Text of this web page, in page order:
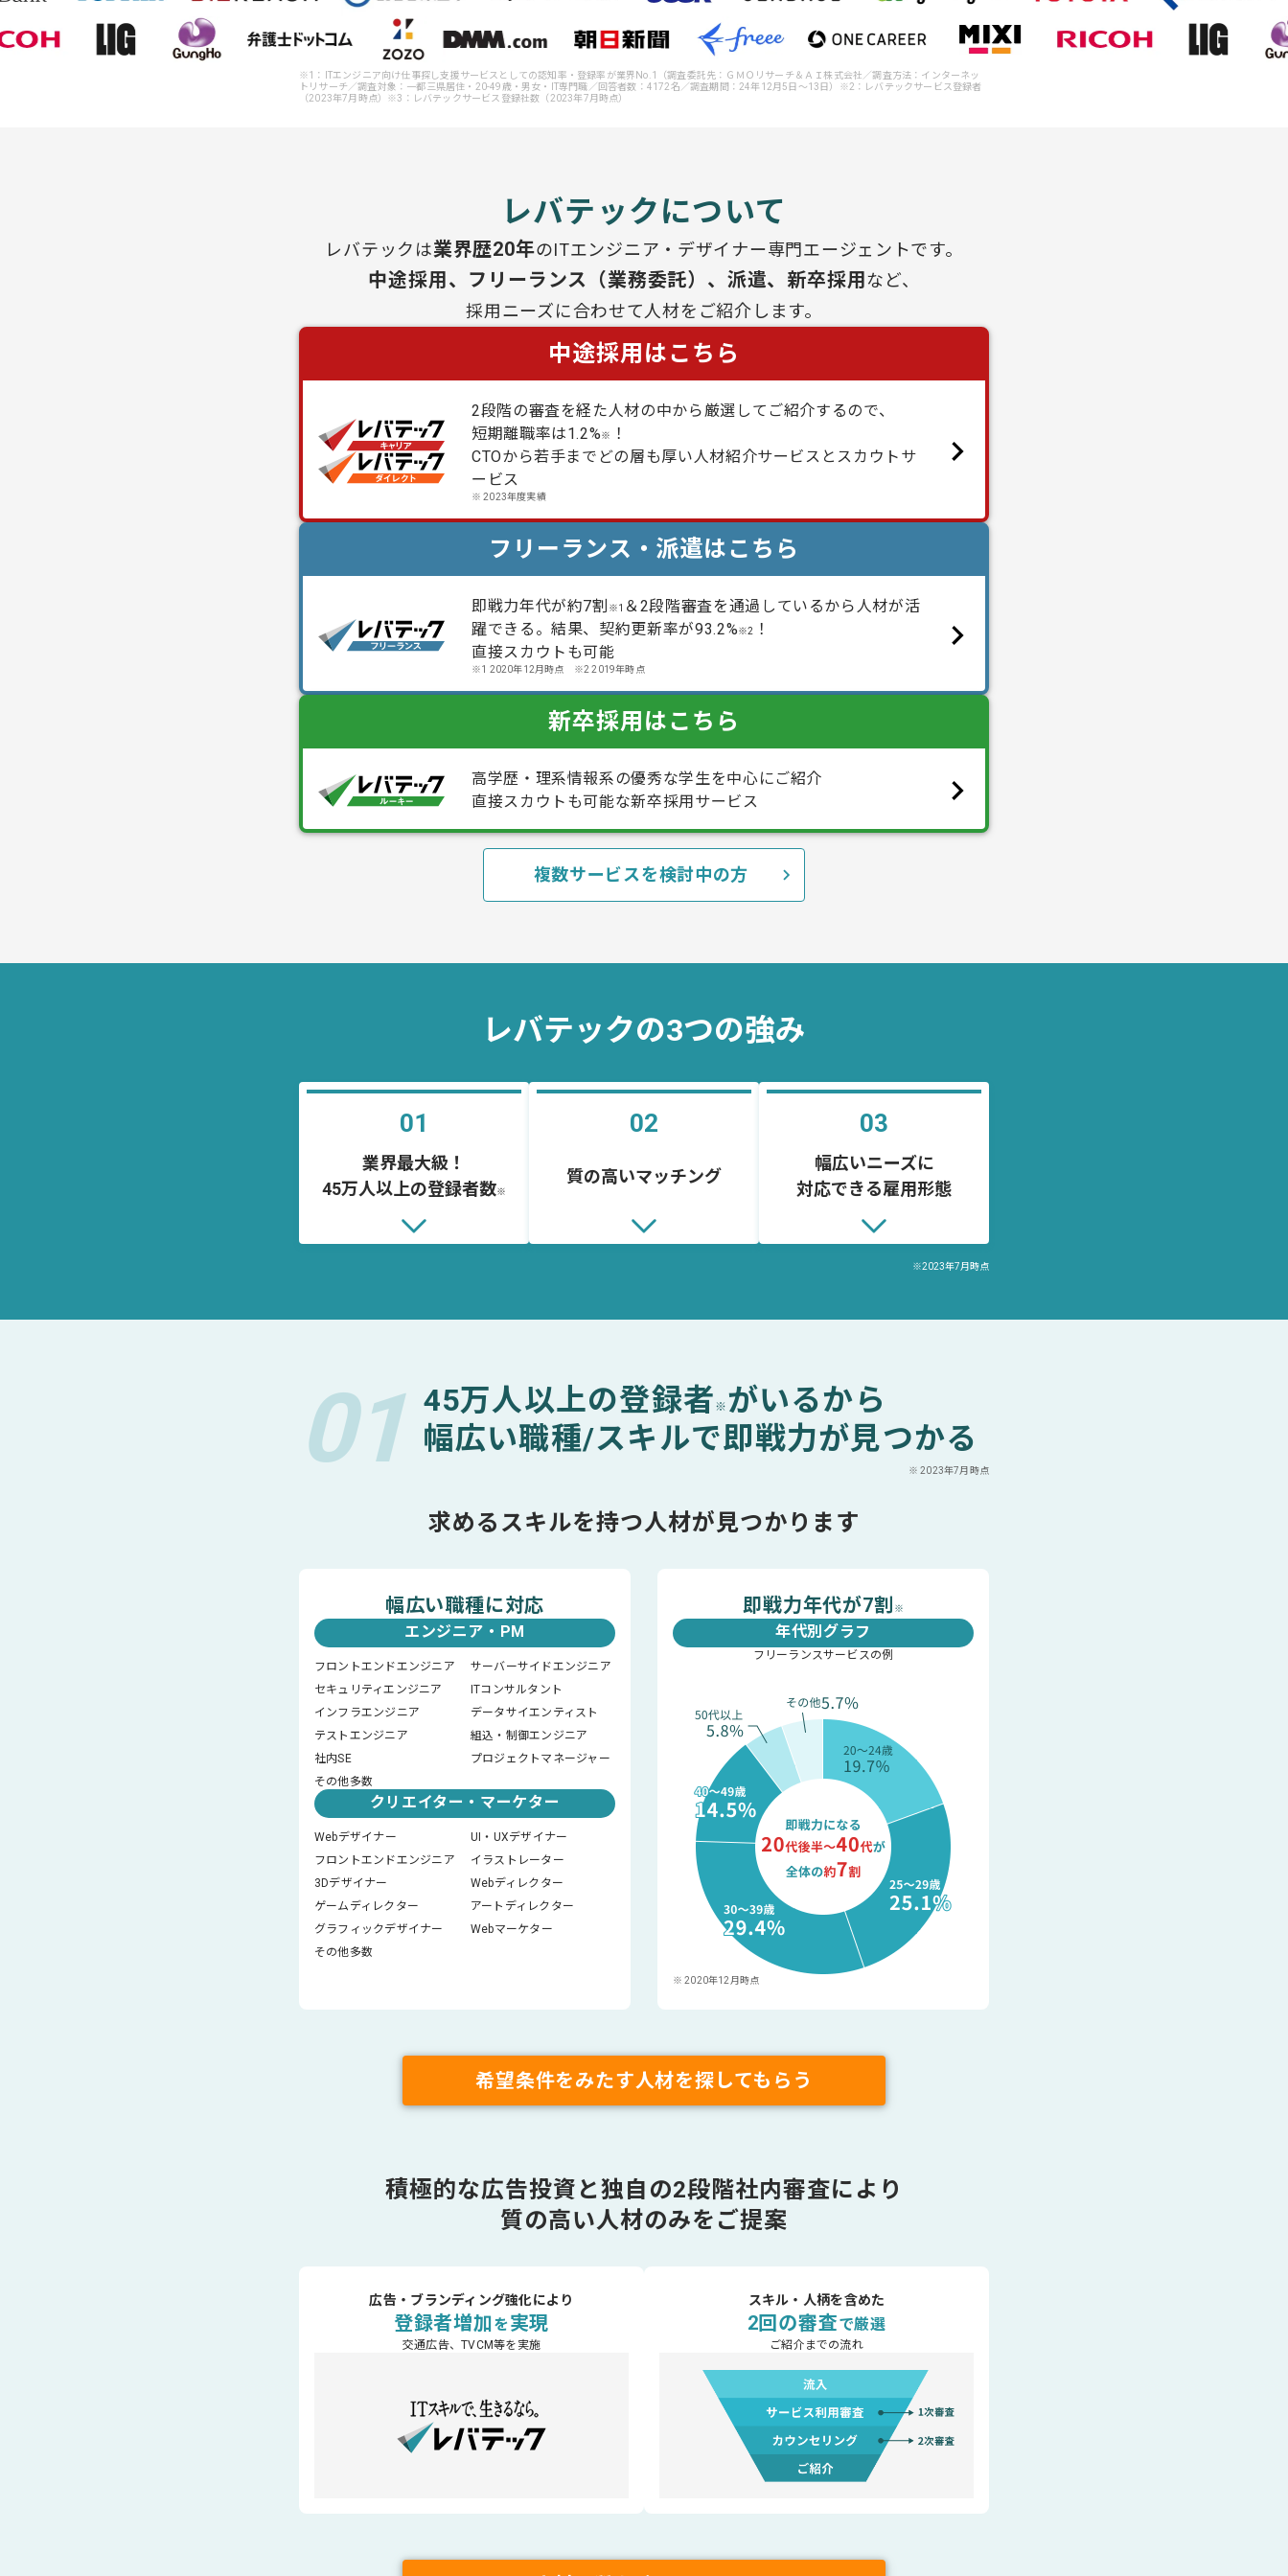
※1：ITエンジニア向け仕事探し支援サービスとしての認知率・登録率が業界No.1（調査委託先：ＧＭＯリサーチ＆ＡＩ株式会社／調査方法：インターネッ
トリサーチ／調査対象：一都三県居住・20-49歳・男女・IT専門職／回答者数：4172名／調査期間：24年12月5日～13日）※2：レバテックサービス登録者
（2023年7月時点）※3：レバテックサービス登録社数（2023年7月時点）
レバテックについて
レバテックは業界歴20年のITエンジニア・デザイナー専門エージェントです。
中途採用、フリーランス（業務委託）、派遣、新卒採用 など、
採用ニーズに合わせて人材をご紹介します。
中途採用はこちら
2段階の審査を経た人材の中から厳選してご紹介するので、
短期離職率は1.2%※
！
CTOから若手までどの層も厚い人材紹介サービスとスカウトサ
ービス
※ 2023年度実績
フリーランス・派遣はこちら
即戦力年代が約7割 ※1 ＆2段階審査を通過しているから人材が活
躍できる。結果、契約更新率が93.2%※2
！
直接スカウトも可能
※1 2020年12月時点 ※2 2019年時点
新卒採用はこちら
高学歴・理系情報系の優秀な学生を中心にご紹介
直接スカウトも可能な新卒採用サービス
複数サービスを検討中の方
レバテックの3つの強み
01
業界最大級！
45万人以上の登録者数※
02
質の高いマッチング
03
幅広いニーズに
対応できる雇用形態
※2023年7月時点
01 45万人以上の登録者 ※ がいるから
幅広い職種/スキルで即戦力が見つかる
※ 2023年7月時点
求めるスキルを持つ人材が見つかります
幅広い職種に対応
エンジニア・PM
フロントエンドエンジニア
サーバーサイドエンジニア
セキュリティエンジニア
ITコンサルタント
インフラエンジニア
データサイエンティスト
テストエンジニア
組込・制御エンジニア
社内SE
プロジェクトマネージャー
その他多数
クリエイター・マーケター
Webデザイナー
UI・UXデザイナー
フロントエンドエンジニア
イラストレーター
3Dデザイナー
Webディレクター
ゲームディレクター
アートディレクター
グラフィックデザイナー
Webマーケター
その他多数
即戦力年代が7割 ※
年代別グラフ
フリーランスサービスの例
※ 2020年12月時点
希望条件をみたす人材を探してもらう
積極的な広告投資と独自の2段階社内審査により
質の高い人材のみをご提案
広告・ブランディング強化により
登録者増加を実現
交通広告、TVCM等を実施
スキル・人柄を含めた
2回の審査で厳選
ご紹介までの流れ